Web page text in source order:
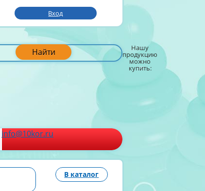
Вход
Найти Нашу
продукцию
можно
купить:
info@10kor.ru
В каталог